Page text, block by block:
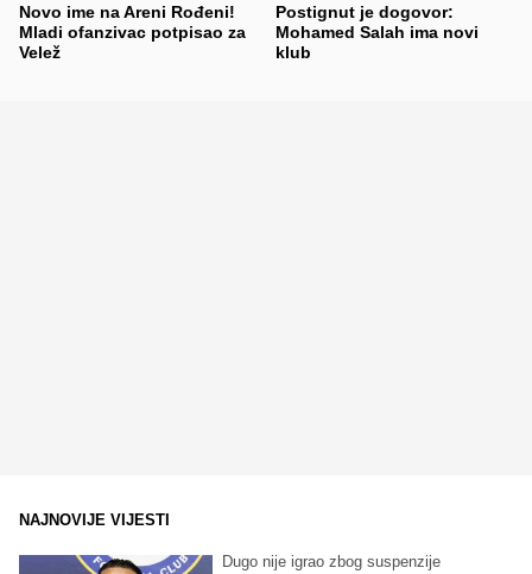
Novo ime na Areni Rođeni!
Mladi ofanzivac potpisao za
Velež
Postignut je dogovor:
Mohamed Salah ima novi
klub
NAJNOVIJE VIJESTI
Dugo nije igrao zbog suspenzije